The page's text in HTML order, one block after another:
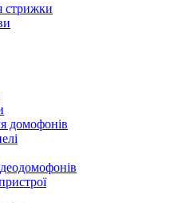
стрижки
домофонів